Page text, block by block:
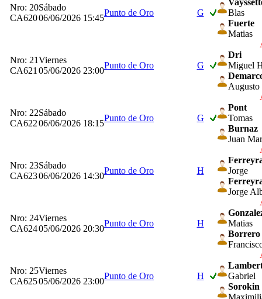
Nro: 20
CA620
Sábado
06/06/2026 15:45
Punto de Oro G
Blas
Fuerte
Matias
Nro: 21
CA621
Viernes
05/06/2026 23:00
Punto de Oro G
Dri
Miguel
Augusto
Nro: 22
CA622
Sábado
06/06/2026 18:15
Punto de Oro G
Pont
Tomas
Burnaz
Juan
Nro: 23
CA623
Sábado
06/06/2026 14:30
Punto de Oro H
Jorge
Jorge
Nro: 24
CA624
Viernes
05/06/2026 20:30
Punto de Oro H
Matias
Borrero
Nro: 25
CA625
Viernes
05/06/2026 23:00
Punto de Oro H
Gabriel
Sorokin